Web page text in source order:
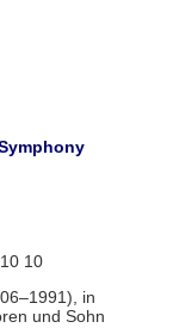
10
in
und Sohn